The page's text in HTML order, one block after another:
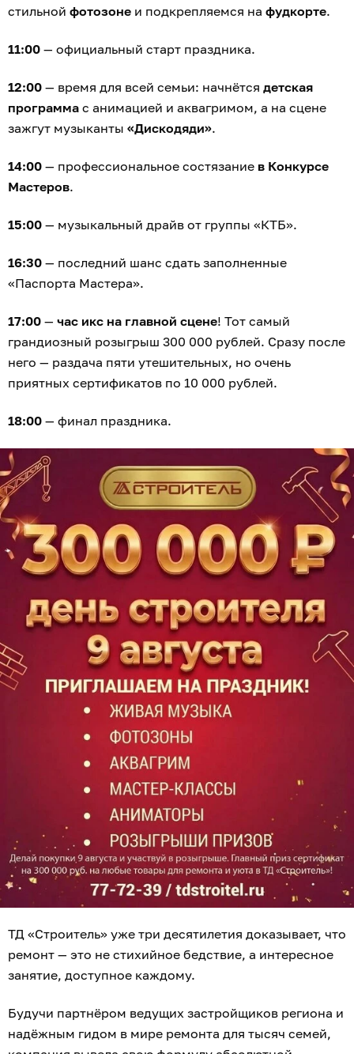
стильной фотозоне и подкрепляемся на фудкорте.
11:00 — официальный старт праздника.
12:00 — время для всей семьи: начнётся детская
программа с анимацией и аквагримом, а на сцене
зажгут музыканты «Дискодяди».
14:00 — профессиональное состязание в Конкурсе
Мастеров.
15:00 — музыкальный драйв от группы «КТБ».
16:30 — последний шанс сдать заполненные
«Паспорта Мастера».
17:00 — час икс на главной сцене! Тот самый
грандиозный розыгрыш 300 000 рублей. Сразу после
него — раздача пяти утешительных, но очень
приятных сертификатов по 10 000 рублей.
18:00 — финал праздника.
ТД «Строитель» уже три десятилетия доказывает, что
ремонт — это не стихийное бедствие, а интересное
занятие, доступное каждому.
Будучи партнёром ведущих застройщиков региона и
надёжным гидом в мире ремонта для тысяч семей,